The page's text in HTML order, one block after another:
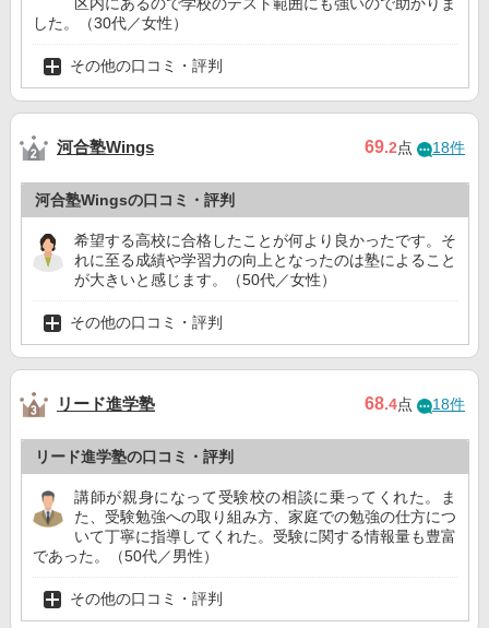
区内にあるので学校のテスト範囲にも強いので助かりま
した。（30代／女性）
その他の口コミ・評判
河合塾Wings 69.2点 18件
河合塾Wingsの口コミ・評判
希望する高校に合格したことが何より良かったです。そ
れに至る成績や学習力の向上となったのは塾によること
が大きいと感じます。（50代／女性）
その他の口コミ・評判
リード進学塾 68.4点 18件
リード進学塾の口コミ・評判
講師が親身になって受験校の相談に乗ってくれた。ま
た、受験勉強への取り組み方、家庭での勉強の仕方につ
いて丁寧に指導してくれた。受験に関する情報量も豊富
であった。（50代／男性）
その他の口コミ・評判